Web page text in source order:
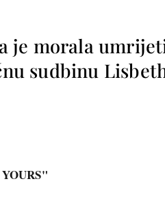
je morala
sudbinu